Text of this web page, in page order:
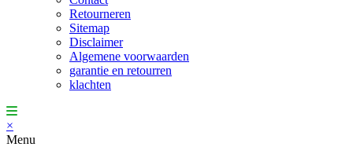
Retourneren
Sitemap
Disclaimer
Algemene voorwaarden
garantie en retourren
klachten
×
Menu